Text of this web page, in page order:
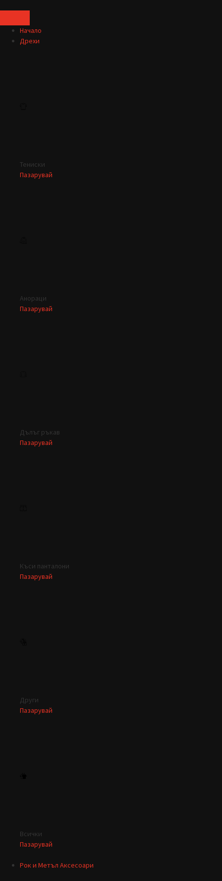
Начало
Дрехи
Тениски
Пазарувай
Анораци
Пазарувай
Дълъг ръкав
Пазарувай
Къси панталони
Пазарувай
Други
Пазарувай
Всички
Пазарувай
Рок и Метъл Аксесоари